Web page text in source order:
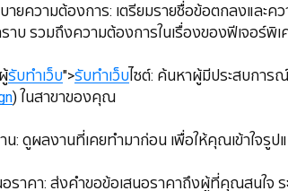
ายความต้องการ: เตรียมรายชื่อข้อตกลงและค
าบ รวมถึงความต้องการในเรื่องของฟีเจอร์พิเ
รับทำเว็บ">รับทำเว็บไซต์: ค้นหาผู้มีประสบการณ์
) ในสาขาของคุณ
: ดูผลงานที่เคยทำมาก่อน เพื่อให้คุณเข้าใจรู
ราคา: ส่งคำขอข้อเสนอราคาถึงผู้ที่คุณสนใจ ร